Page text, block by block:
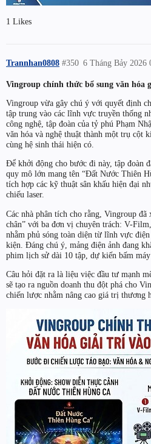
1 Likes
Trannhan0808 6 Tháng Bảy 2026
#350
Vingroup chính thức bổ sung văn hóa
Vingroup vừa gây chú ý với quyết định
tập trung vào các lĩnh vực truyền thống
công nghệ, tập đoàn của tỷ phú Phạm
văn hóa và nghệ thuật thành một trụ cột
cùng hệ sinh thái hiện có.
Để khởi động cho bước đi này, tập đoàn
quy mô lớn mang tên “Đất Nước Thiên
tích hợp các kỹ thuật sân khấu hiện đại
chiếu laser.
Các nhà phân tích cho rằng, Vingroup
chân” với ba đơn vị chuyên trách: V-
nhằm phủ sóng toàn diện từ lĩnh vực
kiện. Đáng chú ý, mảng điện ảnh đang
phim lịch sử dài 10 tập, dự kiến bấm
Câu hỏi đặt ra là liệu việc đầu tư mạnh
sẽ tạo ra nguồn doanh thu đột phá cho
chiến lược nhằm nâng cao giá trị thương